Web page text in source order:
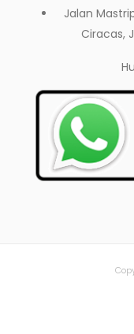
Jalan
Ciracas,